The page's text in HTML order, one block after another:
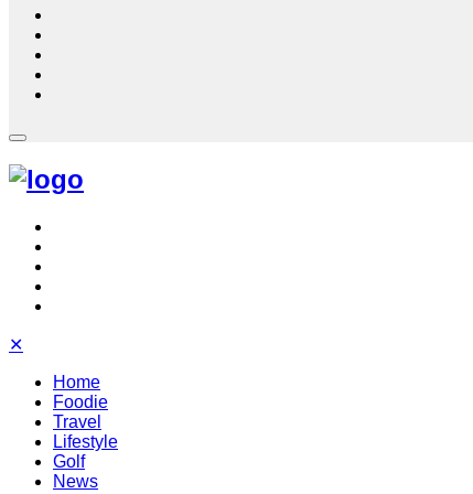
✕
Home
Foodie
Travel
Lifestyle
Golf
News